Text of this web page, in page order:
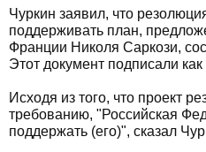
Чуркин заявил, что
поддерживать план,
Франции Николя Саркози,
Этот документ подписали как
Исходя из того, что проект
требованию, "Российская
поддержать (его)", сказал